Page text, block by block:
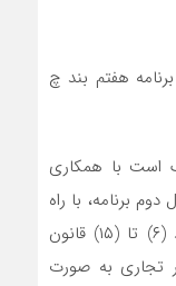
هفتم بند چ
است با همکاری
برنامه، با راه
اندازی سامانه دفاتر تجاری موضوع مواد (۶) تا (۱۵) قانون
تجاری به صورت